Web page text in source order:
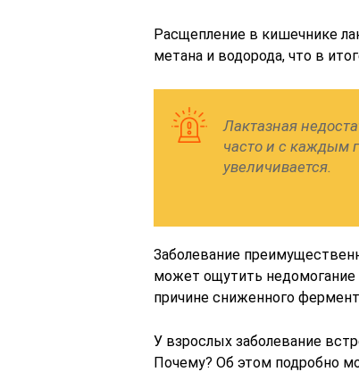
Расщепление в кишечнике
метана и водорода, что в
Лактазная
часто и с каждым
увеличивается.
Заболевание
может ощутить недомогание
причине сниженного
У взрослых заболевание
Почему? Об этом подробно